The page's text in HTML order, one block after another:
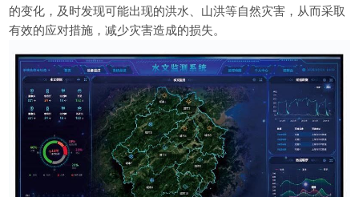
的变化，及时发现可能出现的洪水、山洪等自然灾害，从而采取
有效的应对措施，减少灾害造成的损失。